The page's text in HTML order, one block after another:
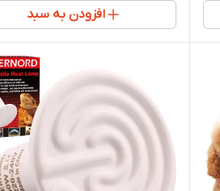
افزودن به سبد